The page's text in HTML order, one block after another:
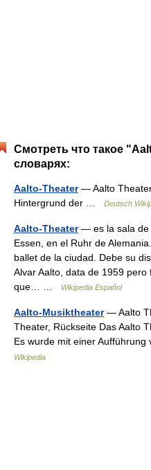
Смотреть что такое
словарях:
Aalto-Theater— Aalto
Hintergrund der …
Deutsch
Aalto-Theater— es la sala de
Essen, en el Ruhr de
ballet de la ciudad. Debe su
Alvar Aalto, data de 1959
que… …
Wikipedia Español
Aalto-Musiktheater— Aalto
Theater, Rückseite Das Aalto
Es wurde mit einer
Wikipedia